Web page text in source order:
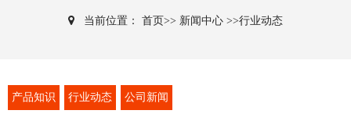
当前位置： 首页>> 新闻中心>>行业动态
产品知识 行业动态 公司新闻